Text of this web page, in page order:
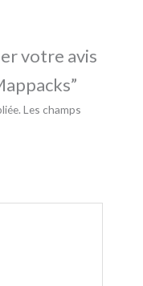
votre avis
Les champs